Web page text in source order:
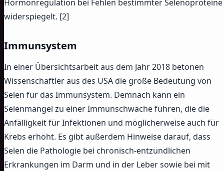
Hormonregulation bei Fehlen bestimmter Selenoproteine
widerspiegelt. [2]
Immunsystem
In einer Übersichtsarbeit aus dem Jahr 2018 betonen
Wissenschaftler aus des USA die große Bedeutung von
Selen für das Immunsystem. Demnach kann ein
Selenmangel zu einer Immunschwäche führen, die die
Anfälligkeit für Infektionen und möglicherweise auch für
Krebs erhöht. Es gibt außerdem Hinweise darauf, dass
Selen die Pathologie bei chronisch-entzündlichen
Erkrankungen im Darm und in der Leber sowie bei mit